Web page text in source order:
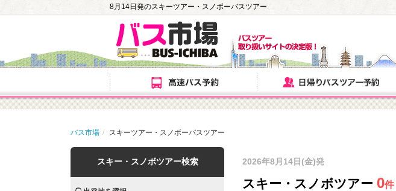
8月14日発のスキーツアー・スノボーバスツアー
バス市場 スキーツアー・スノボーバスツアー
スキー・スノボツアー検索 2026年8月14日(金)発
スキー・スノボツアー 0件